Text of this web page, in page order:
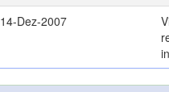
14-Dez-2007